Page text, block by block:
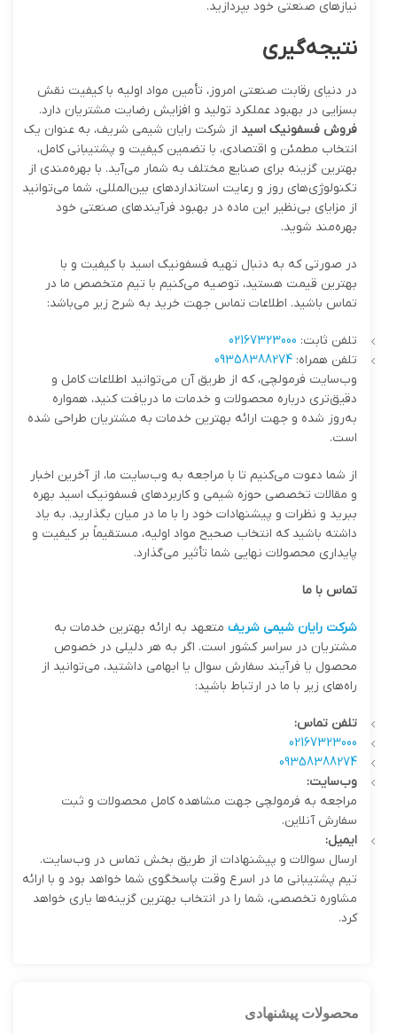
نیازهای صنعتی خود بپردازید.
نتیجه‌گیری
در دنیای رقابت صنعتی امروز، تأمین مواد اولیه با کیفیت نقش
بسزایی در بهبود عملکرد تولید و افزایش رضایت مشتریان دارد.
فروش فسفونیک اسید از شرکت رایان شیمی شریف، به عنوان یک
انتخاب مطمئن و اقتصادی، با تضمین کیفیت و پشتیبانی کامل،
بهترین گزینه برای صنایع مختلف به شمار می‌آید. با بهره‌مندی از
تکنولوژی‌های روز و رعایت استانداردهای بین‌المللی، شما می‌توانید
از مزایای بی‌نظیر این ماده در بهبود فرآیندهای صنعتی خود
بهره‌مند شوید.
در صورتی که به دنبال تهیه فسفونیک اسید با کیفیت و با
بهترین قیمت هستید، توصیه می‌کنیم با تیم متخصص ما در
تماس باشید. اطلاعات تماس جهت خرید به شرح زیر می‌باشد:
تلفن ثابت: 02167323000
تلفن همراه: 09358388274
وب‌سایت فرمولچی، که از طریق آن می‌توانید اطلاعات کامل و
دقیق‌تری درباره محصولات و خدمات ما دریافت کنید، همواره
به‌روز شده و جهت ارائه بهترین خدمات به مشتریان طراحی شده
است.
از شما دعوت می‌کنیم تا با مراجعه به وب‌سایت ما، از آخرین اخبار
و مقالات تخصصی حوزه شیمی و کاربردهای فسفونیک اسید بهره
ببرید و نظرات و پیشنهادات خود را با ما در میان بگذارید. به یاد
داشته باشید که انتخاب صحیح مواد اولیه، مستقیماً بر کیفیت و
پایداری محصولات نهایی شما تأثیر می‌گذارد.
تماس با ما
شرکت رایان شیمی شریف متعهد به ارائه بهترین خدمات به
مشتریان در سراسر کشور است. اگر به هر دلیلی در خصوص
محصول یا فرآیند سفارش سوال یا ابهامی داشتید، می‌توانید از
راه‌های زیر با ما در ارتباط باشید:
تلفن تماس:
02167323000
09358388274
وب‌سایت:
مراجعه به فرمولچی جهت مشاهده کامل محصولات و ثبت
سفارش آنلاین.
ایمیل:
ارسال سوالات و پیشنهادات از طریق بخش تماس در وب‌سایت.
تیم پشتیبانی ما در اسرع وقت پاسخگوی شما خواهد بود و با ارائه
مشاوره تخصصی، شما را در انتخاب بهترین گزینه‌ها یاری خواهد
کرد.
محصولات پیشنهادی